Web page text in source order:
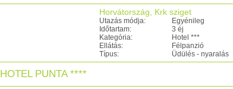
Horvátország, Krk sziget
Utazás módja:
Egyénileg
Időtartam:
3 éj
Kategória:
Hotel ***
Ellátás:
Félpanzió
Típus:
Üdülés - nyaralás
HOTEL PUNTA ****